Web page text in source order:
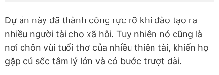
Dự án này đã thành công rực rỡ khi đào tạo ra
nhiều người tài cho xã hội. Tuy nhiên nó cũng là
nơi chôn vùi tuổi thơ của nhiều thiên tài, khiến họ
gặp cú sốc tâm lý lớn và có bước trượt dài.